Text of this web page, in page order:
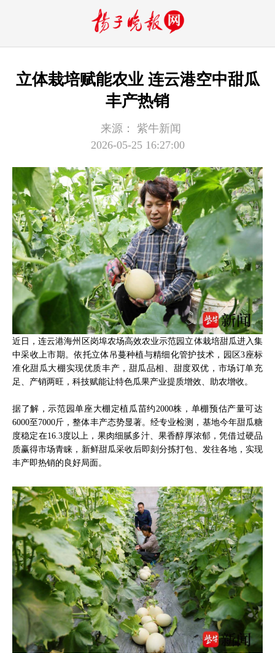
立体栽培赋能农业 连云港空中甜瓜
丰产热销
来源：
紫牛新闻
2026-05-25 16:27:00
近日，连云港海州区岗埠农场高效农业示范园立体栽培甜瓜进入集
中采收上市期。依托立体吊蔓种植与精细化管护技术，园区3座标
准化甜瓜大棚实现优质丰产，甜瓜品相、甜度双优，市场订单充
足、产销两旺，科技赋能让特色瓜果产业提质增效、助农增收。
据了解，示范园单座大棚定植瓜苗约2000株，单棚预估产量可达
6000至7000斤，整体丰产态势显著。经专业检测，基地今年甜瓜糖
度稳定在16.3度以上，果肉细腻多汁、果香醇厚浓郁，凭借过硬品
质赢得市场青睐，新鲜甜瓜采收后即刻分拣打包、发往各地，实现
丰产即热销的良好局面。